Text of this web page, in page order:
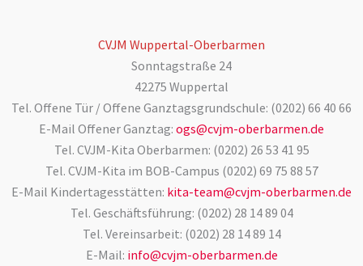
CVJM Wuppertal-Oberbarmen
Sonntagstraße 24
42275 Wuppertal
Tel. Offene Tür / Offene Ganztagsgrundschule: (0202) 66 40 66
E-Mail Offener Ganztag: ogs@cvjm-oberbarmen.de
Tel. CVJM-Kita Oberbarmen: (0202) 26 53 41 95
Tel. CVJM-Kita im BOB-Campus (0202) 69 75 88 57
E-Mail Kindertagesstätten: kita-team@cvjm-oberbarmen.de
Tel. Geschäftsführung: (0202) 28 14 89 04
Tel. Vereinsarbeit: (0202) 28 14 89 14
E-Mail: info@cvjm-oberbarmen.de